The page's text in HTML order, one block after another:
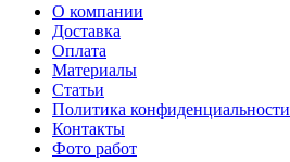
О компании
Доставка
Оплата
Материалы
Статьи
Политика конфиденциальности
Контакты
Фото работ